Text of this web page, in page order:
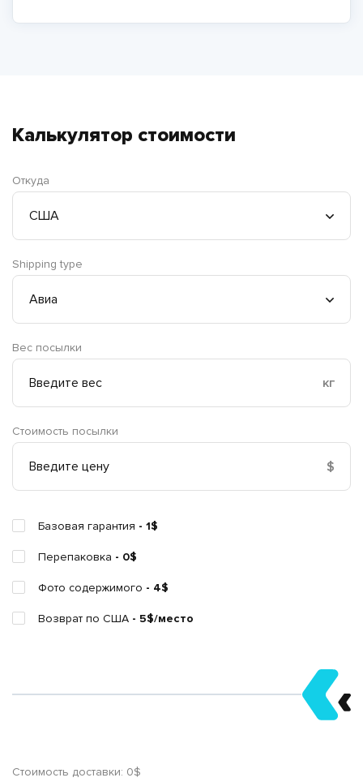
Калькулятор стоимости
Откуда
Shipping type
Вес посылки
кг
Стоимость посылки
$
Базовая гарантия - 1$
Перепаковка - 0$
Фото содержимого - 4$
Возврат по США - 5$/место
Стоимость доставки: 0$